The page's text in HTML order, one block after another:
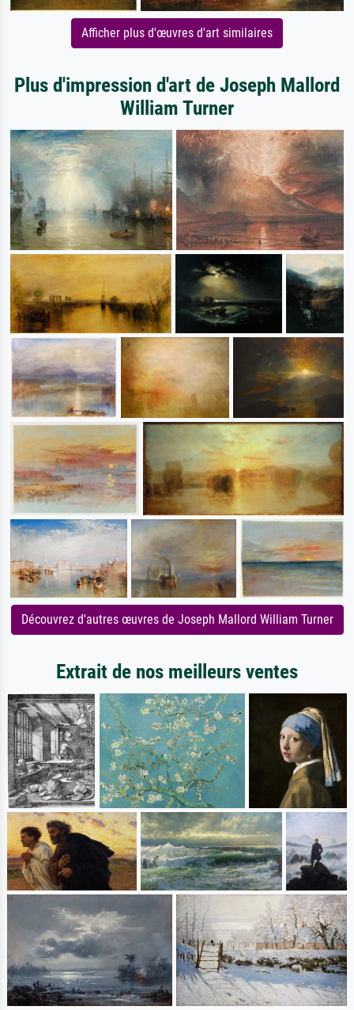
Afficher plus d'œuvres d'art similaires
Plus d'impression d'art de Joseph Mallord
William Turner
Découvrez d'autres œuvres de Joseph Mallord William Turner
Extrait de nos meilleurs ventes